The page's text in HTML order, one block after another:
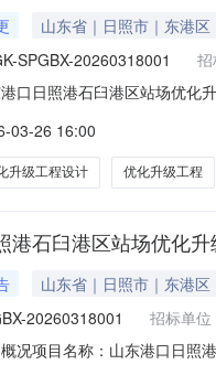
山东省｜日照市｜东港区
SPGBX-20260318001 招
口日照港石臼港区站场优化
20260318001项目类
03-26 16:00
升级工程设计 优化升级工程
港石臼港区站场优化
山东省｜日照市｜东港区
20260318001 招标单位
况项目名称：山东港口日照